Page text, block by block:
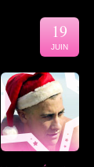
19
JUIN